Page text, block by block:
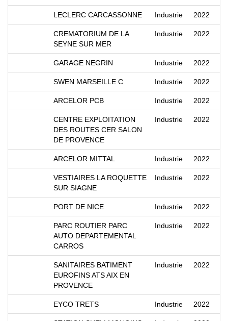
LECLERC CARCASSONNE Industrie 2022
CREMATORIUM DE LA
SEYNE SUR MER
Industrie 2022
GARAGE NEGRIN Industrie 2022
SWEN MARSEILLE C Industrie 2022
ARCELOR PCB Industrie 2022
CENTRE EXPLOITATION
DES ROUTES CER SALON
DE PROVENCE
Industrie 2022
ARCELOR MITTAL Industrie 2022
VESTIAIRES LA ROQUETTE
SUR SIAGNE
Industrie 2022
PORT DE NICE Industrie 2022
PARC ROUTIER PARC
AUTO DEPARTEMENTAL
CARROS
Industrie 2022
SANITAIRES BATIMENT
EUROFINS ATS AIX EN
PROVENCE
Industrie 2022
EYCO TRETS Industrie 2022